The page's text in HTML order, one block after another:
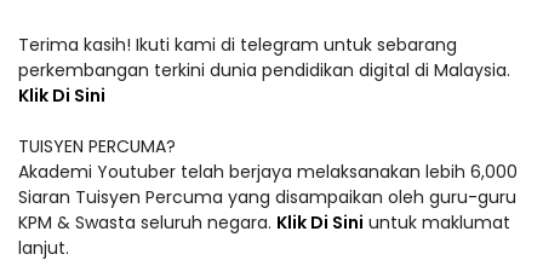
Terima kasih! Ikuti kami di telegram untuk sebarang
perkembangan terkini dunia pendidikan digital di Malaysia.
Klik Di Sini
TUISYEN PERCUMA?
Akademi Youtuber telah berjaya melaksanakan lebih 6,000
Siaran Tuisyen Percuma yang disampaikan oleh guru-guru
KPM & Swasta seluruh negara. Klik Di Sini untuk maklumat
lanjut.